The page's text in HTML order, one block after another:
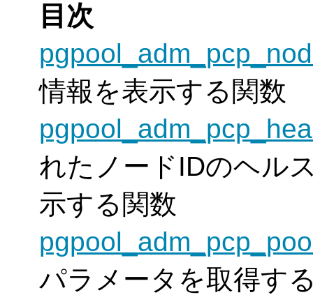
目次
情報を表示する関数
れたノードIDのヘル
示する関数
パラメータを取得す